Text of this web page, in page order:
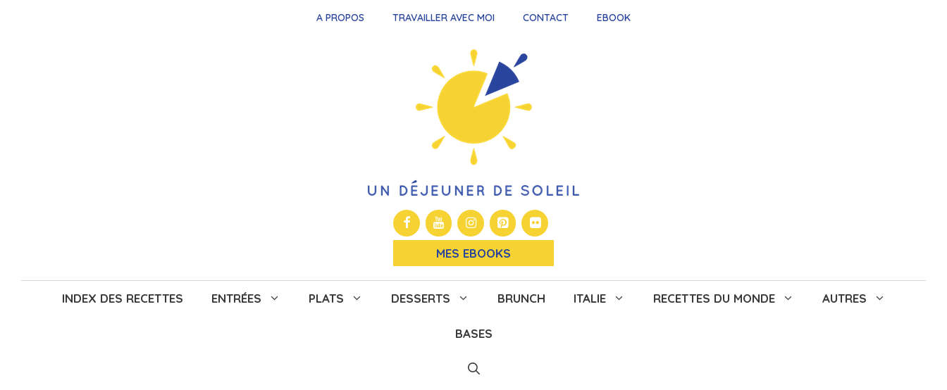
A PROPOS TRAVAILLER AVEC MOI CONTACT EBOOK
MES EBOOKS
INDEX DES RECETTES ENTRÉES PLATS DESSERTS BRUNCH ITALIE RECETTES DU MONDE AUTRES
BASES